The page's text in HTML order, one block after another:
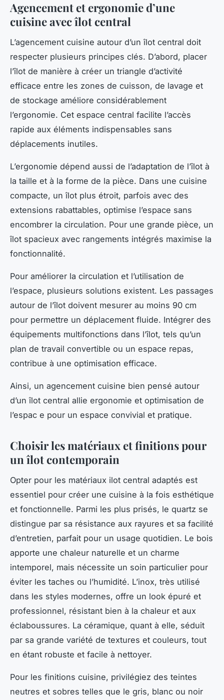
Agencement et ergonomie d’une
cuisine avec îlot central
L’agencement cuisine autour d’un îlot central doit
respecter plusieurs principes clés. D’abord, placer
l’îlot de manière à créer un triangle d’activité
efficace entre les zones de cuisson, de lavage et
de stockage améliore considérablement
l’ergonomie. Cet espace central facilite l’accès
rapide aux éléments indispensables sans
déplacements inutiles.
L’ergonomie dépend aussi de l’adaptation de l’îlot à
la taille et à la forme de la pièce. Dans une cuisine
compacte, un îlot plus étroit, parfois avec des
extensions rabattables, optimise l’espace sans
encombrer la circulation. Pour une grande pièce, un
îlot spacieux avec rangements intégrés maximise la
fonctionnalité.
Pour améliorer la circulation et l’utilisation de
l’espace, plusieurs solutions existent. Les passages
autour de l’îlot doivent mesurer au moins 90 cm
pour permettre un déplacement fluide. Intégrer des
équipements multifonctions dans l’îlot, tels qu’un
plan de travail convertible ou un espace repas,
contribue à une optimisation efficace.
Ainsi, un agencement cuisine bien pensé autour
d’un îlot central allie ergonomie et optimisation de
l’espac e pour un espace convivial et pratique.
Choisir les matériaux et finitions pour
un îlot contemporain
Opter pour les matériaux ilot central adaptés est
essentiel pour créer une cuisine à la fois esthétique
et fonctionnelle. Parmi les plus prisés, le quartz se
distingue par sa résistance aux rayures et sa facilité
d’entretien, parfait pour un usage quotidien. Le bois
apporte une chaleur naturelle et un charme
intemporel, mais nécessite un soin particulier pour
éviter les taches ou l’humidité. L’inox, très utilisé
dans les styles modernes, offre un look épuré et
professionnel, résistant bien à la chaleur et aux
éclaboussures. La céramique, quant à elle, séduit
par sa grande variété de textures et couleurs, tout
en étant robuste et facile à nettoyer.
Pour les finitions cuisine, privilégiez des teintes
neutres et sobres telles que le gris, blanc ou noir